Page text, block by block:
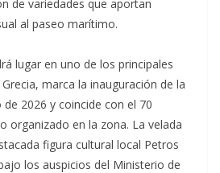
de variedades que aportan
al paseo marítimo.
lugar en uno de los principales
marca la inauguración de la
2026 y coincide con el 70
organizado en la zona. La velada
figura cultural local Petros
los auspicios del Ministerio de